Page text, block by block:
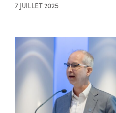
7 JUILLET 2025